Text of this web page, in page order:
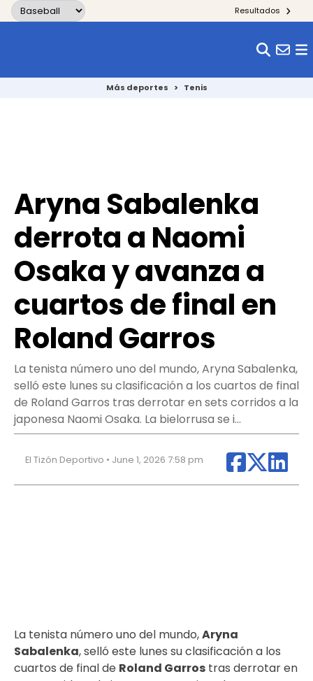
Skip to content Resultados
Más deportes > Tenis
Aryna Sabalenka
derrota a Naomi
Osaka y avanza a
cuartos de final en
Roland Garros
La tenista número uno del mundo, Aryna Sabalenka,
selló este lunes su clasificación a los cuartos de final
de Roland Garros tras derrotar en sets corridos a la
japonesa Naomi Osaka. La bielorrusa se i…
El Tizón Deportivo • June 1, 2026 7:58 pm
La tenista número uno del mundo,Aryna
Sabalenka, selló este lunes su clasificación a los
cuartos de final de Roland Garros tras derrotar en